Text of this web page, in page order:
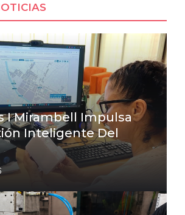
I Mirambell Impulsa
Inteligente Del